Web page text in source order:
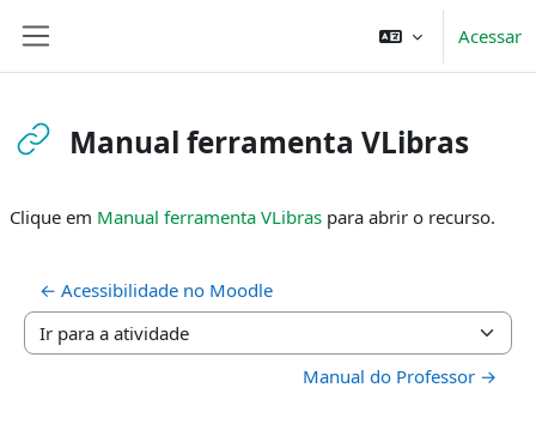
Acessar
Manual ferramenta VLibras
Clique em Manual ferramenta VLibras para abrir o recurso.
← Acessibilidade no Moodle
Ir para a atividade
Manual do Professor →